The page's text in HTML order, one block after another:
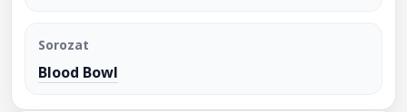
Sorozat
Blood Bowl